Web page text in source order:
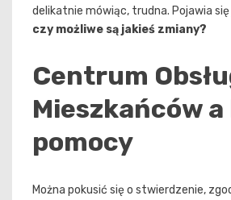
delikatnie mówiąc, trudna. Pojawia
czy możliwe są jakieś zmiany?
Centrum
Mieszkańców
pomocy
Można pokusić się o stwierdzenie,